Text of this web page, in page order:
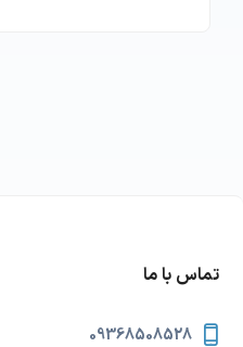
تماس با ما
09368508528